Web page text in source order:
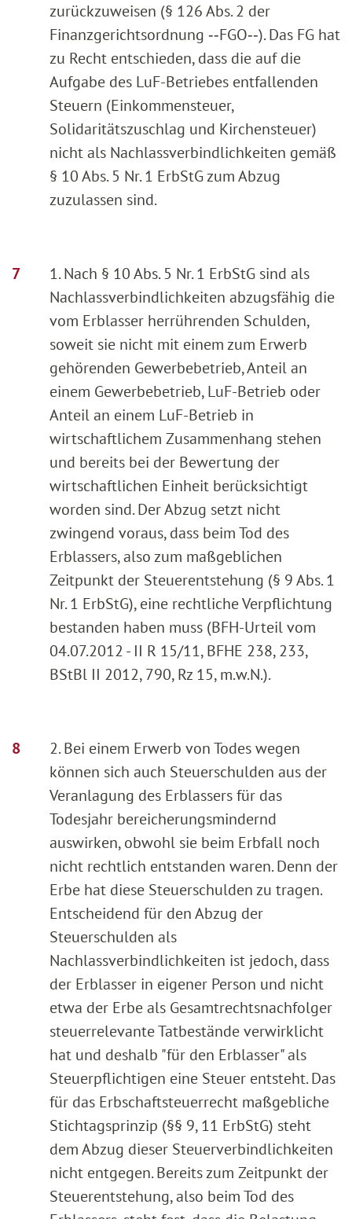
zurückzuweisen (§ 126 Abs. 2 der
Finanzgerichtsordnung ‑‑FGO‑‑). Das FG hat
zu Recht entschieden, dass die auf die
Aufgabe des LuF-Betriebes entfallenden
Steuern (Einkommensteuer,
Solidaritätszuschlag und Kirchensteuer)
nicht als Nachlassverbindlichkeiten gemäß
§ 10 Abs. 5 Nr. 1 ErbStG zum Abzug
zuzulassen sind.
1. Nach § 10 Abs. 5 Nr. 1 ErbStG sind als
Nachlassverbindlichkeiten abzugsfähig die
vom Erblasser herrührenden Schulden,
soweit sie nicht mit einem zum Erwerb
gehörenden Gewerbebetrieb, Anteil an
einem Gewerbebetrieb, LuF-Betrieb oder
Anteil an einem LuF-Betrieb in
wirtschaftlichem Zusammenhang stehen
und bereits bei der Bewertung der
wirtschaftlichen Einheit berücksichtigt
worden sind. Der Abzug setzt nicht
zwingend voraus, dass beim Tod des
Erblassers, also zum maßgeblichen
Zeitpunkt der Steuerentstehung (§ 9 Abs. 1
Nr. 1 ErbStG), eine rechtliche Verpflichtung
bestanden haben muss (BFH-Urteil vom
04.07.2012 - II R 15/11, BFHE 238, 233,
BStBl II 2012, 790, Rz 15, m.w.N.).
2. Bei einem Erwerb von Todes wegen
können sich auch Steuerschulden aus der
Veranlagung des Erblassers für das
Todesjahr bereicherungsmindernd
auswirken, obwohl sie beim Erbfall noch
nicht rechtlich entstanden waren. Denn der
Erbe hat diese Steuerschulden zu tragen.
Entscheidend für den Abzug der
Steuerschulden als
Nachlassverbindlichkeiten ist jedoch, dass
der Erblasser in eigener Person und nicht
etwa der Erbe als Gesamtrechtsnachfolger
steuerrelevante Tatbestände verwirklicht
hat und deshalb "für den Erblasser" als
Steuerpflichtigen eine Steuer entsteht. Das
für das Erbschaftsteuerrecht maßgebliche
Stichtagsprinzip (§§ 9, 11 ErbStG) steht
dem Abzug dieser Steuerverbindlichkeiten
nicht entgegen. Bereits zum Zeitpunkt der
Steuerentstehung, also beim Tod des